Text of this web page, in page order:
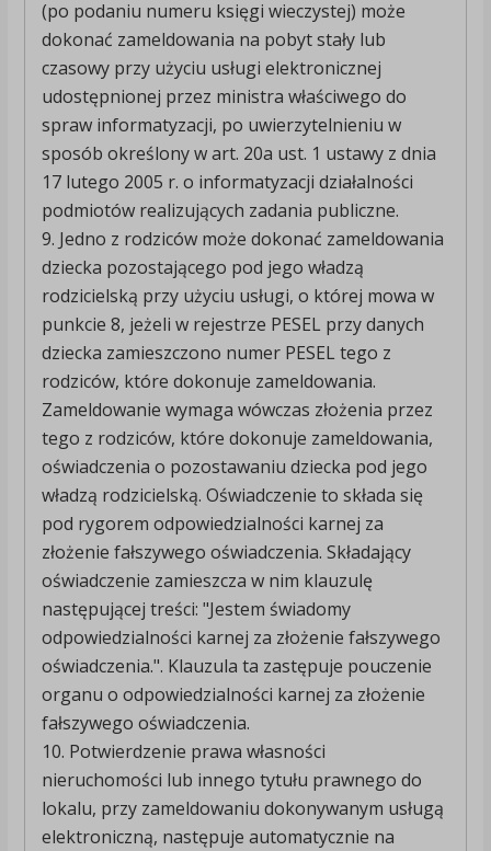
(po podaniu numeru księgi wieczystej) może
dokonać zameldowania na pobyt stały lub
czasowy przy użyciu usługi elektronicznej
udostępnionej przez ministra właściwego do
spraw informatyzacji, po uwierzytelnieniu w
sposób określony w art. 20a ust. 1 ustawy z dnia
17 lutego 2005 r. o informatyzacji działalności
podmiotów realizujących zadania publiczne.
9. Jedno z rodziców może dokonać zameldowania
dziecka pozostającego pod jego władzą
rodzicielską przy użyciu usługi, o której mowa w
punkcie 8, jeżeli w rejestrze PESEL przy danych
dziecka zamieszczono numer PESEL tego z
rodziców, które dokonuje zameldowania.
Zameldowanie wymaga wówczas złożenia przez
tego z rodziców, które dokonuje zameldowania,
oświadczenia o pozostawaniu dziecka pod jego
władzą rodzicielską. Oświadczenie to składa się
pod rygorem odpowiedzialności karnej za
złożenie fałszywego oświadczenia. Składający
oświadczenie zamieszcza w nim klauzulę
następującej treści: "Jestem świadomy
odpowiedzialności karnej za złożenie fałszywego
oświadczenia.". Klauzula ta zastępuje pouczenie
organu o odpowiedzialności karnej za złożenie
fałszywego oświadczenia.
10. Potwierdzenie prawa własności
nieruchomości lub innego tytułu prawnego do
lokalu, przy zameldowaniu dokonywanym usługą
elektroniczną, następuje automatycznie na